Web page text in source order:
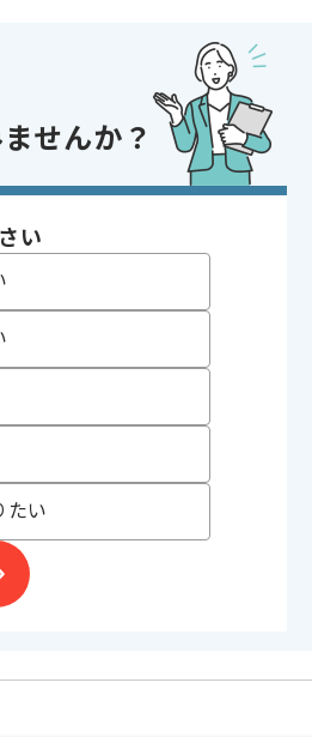
プロジェクト , 急募 , BtoB向け , 新技術
せんか？
い
たい